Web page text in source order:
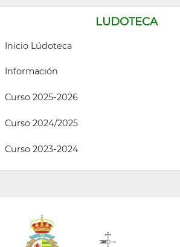
LUDOTECA
Inicio Lúdoteca
Información
Curso 2025-2026
Curso 2024/2025
Curso 2023-2024